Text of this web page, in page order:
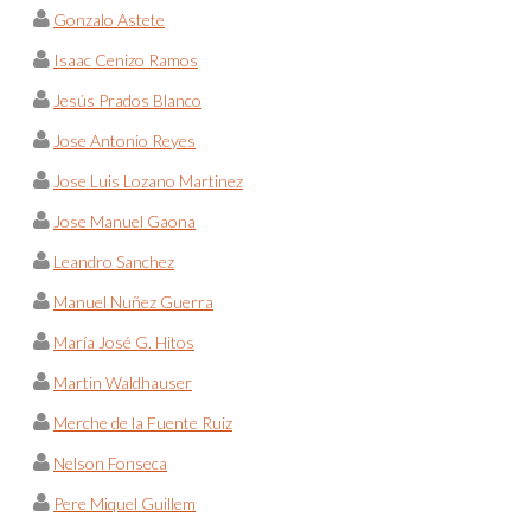
Gonzalo Astete
Isaac Cenizo Ramos
Jesús Prados Blanco
Jose Antonio Reyes
Jose Luis Lozano Martinez
Jose Manuel Gaona
Leandro Sanchez
Manuel Nuñez Guerra
María José G. Hitos
Martin Waldhauser
Merche de la Fuente Ruiz
Nelson Fonseca
Pere Miquel Guillem